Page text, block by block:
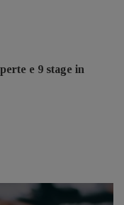
e 9 stage in